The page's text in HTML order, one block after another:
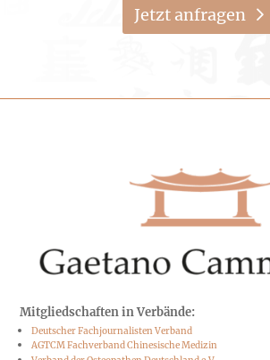
Jetzt anfragen
Mitgliedschaften in Verbände:
Deutscher Fachjournalisten Verband
AGTCM Fachverband Chinesische Medizin